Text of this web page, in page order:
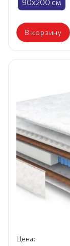
90х200 см
В корзину
Цена: